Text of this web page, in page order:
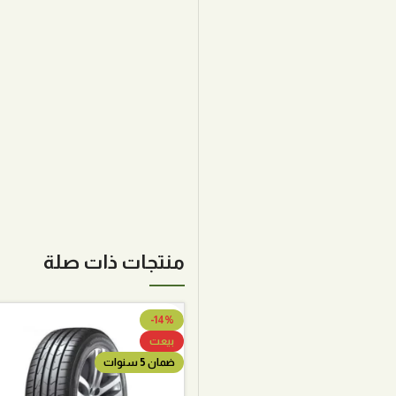
منتجات ذات صلة
-14%
بيعت
ضمان 5 سنوات